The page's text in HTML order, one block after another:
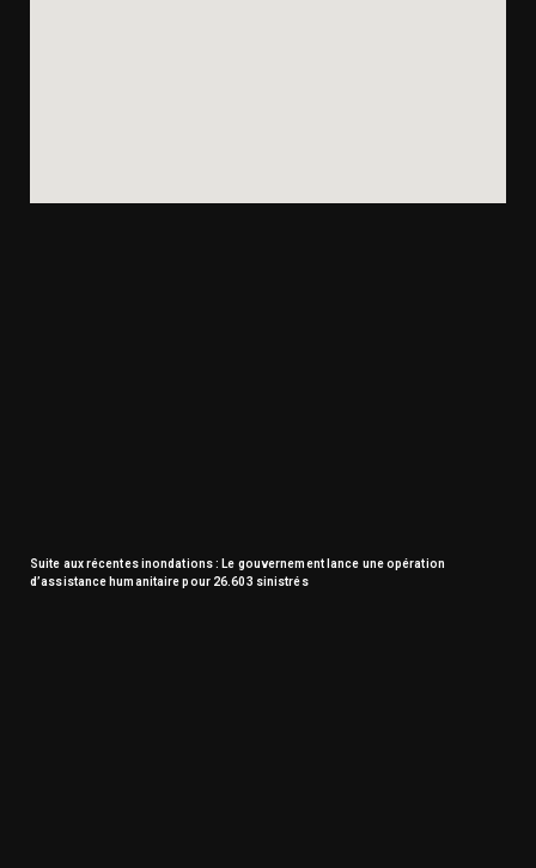
Suite aux récentes inondations : Le gouvernement lance une opération
d’assistance humanitaire pour 26.603 sinistrés